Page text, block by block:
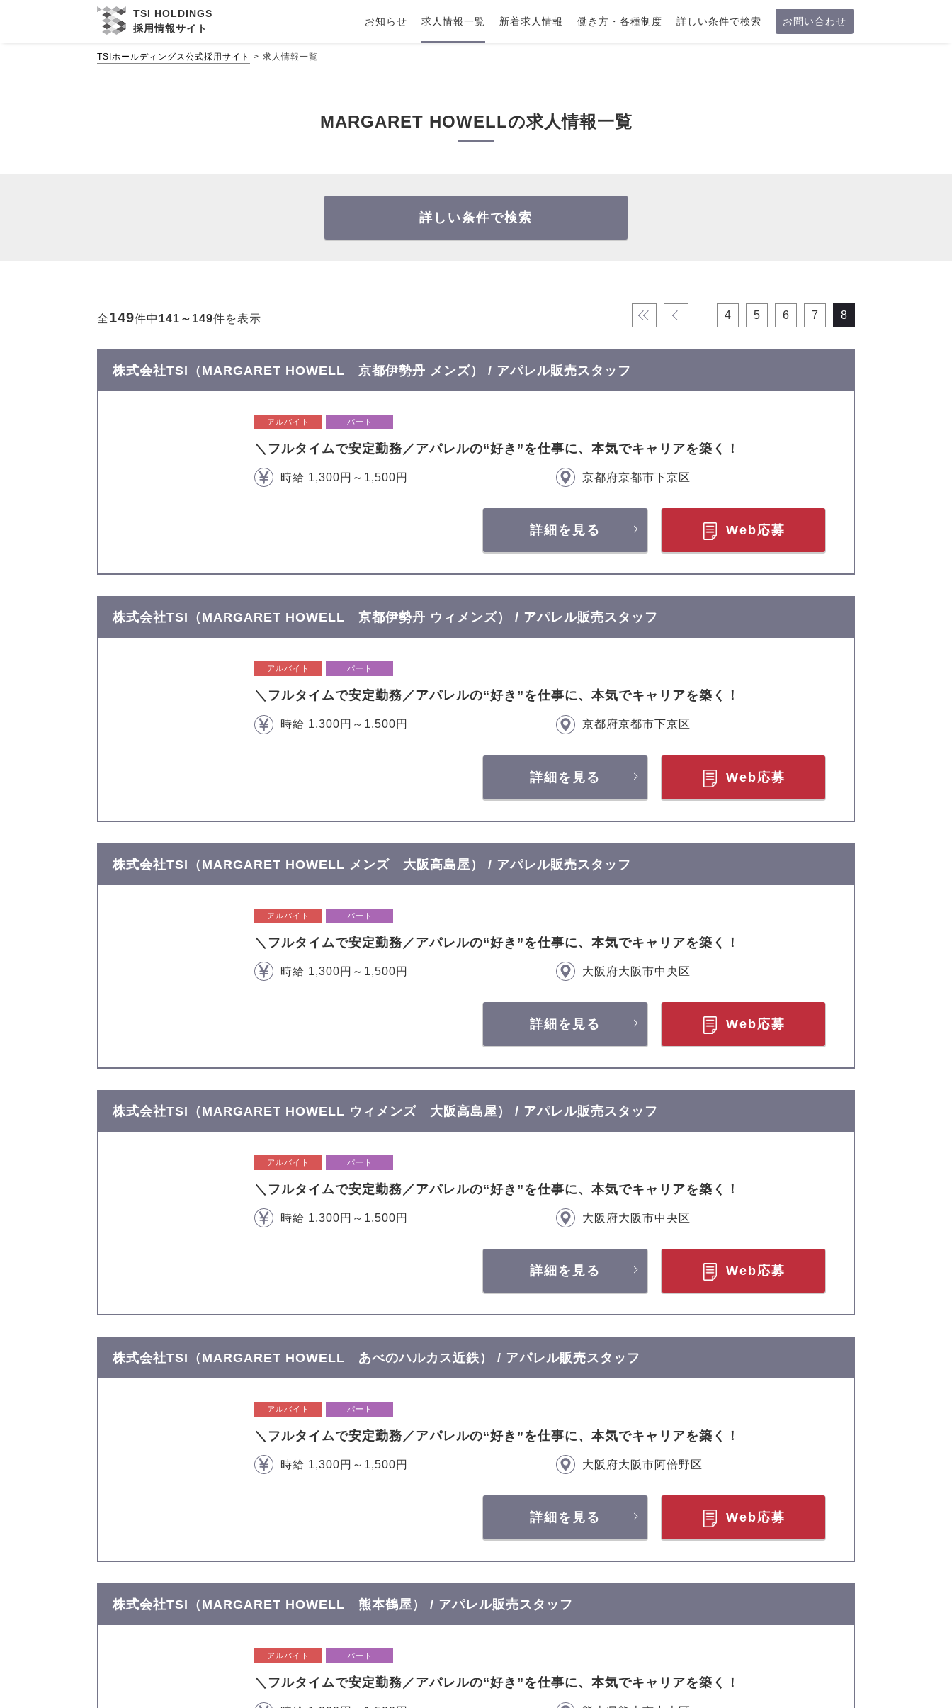
TSI HOLDINGS
採用情報サイト
お知らせ 求人情報一覧 新着求人情報 働き方・各種制度 詳しい条件で検索 お問い合わせ
TSIホールディングス公式採用サイト 求人情報一覧
MARGARET HOWELLの求人情報一覧
詳しい条件で検索
全149件中 141～149件を表示 « ‹ 4 5 6 7 8
株式会社TSI（MARGARET HOWELL 京都伊勢丹 メンズ） / アパレル販売スタッフ
アルバイト パート
＼フルタイムで安定勤務／アパレルの“好き”を仕事に、本気でキャリアを築く！
時給 1,300円～1,500円 京都府京都市下京区
詳細を見る Web応募
株式会社TSI（MARGARET HOWELL 京都伊勢丹 ウィメンズ） / アパレル販売スタッフ
アルバイト パート
＼フルタイムで安定勤務／アパレルの“好き”を仕事に、本気でキャリアを築く！
時給 1,300円～1,500円 京都府京都市下京区
詳細を見る Web応募
株式会社TSI（MARGARET HOWELL メンズ 大阪高島屋） / アパレル販売スタッフ
アルバイト パート
＼フルタイムで安定勤務／アパレルの“好き”を仕事に、本気でキャリアを築く！
時給 1,300円～1,500円 大阪府大阪市中央区
詳細を見る Web応募
株式会社TSI（MARGARET HOWELL ウィメンズ 大阪高島屋） / アパレル販売スタッフ
アルバイト パート
＼フルタイムで安定勤務／アパレルの“好き”を仕事に、本気でキャリアを築く！
時給 1,300円～1,500円 大阪府大阪市中央区
詳細を見る Web応募
株式会社TSI（MARGARET HOWELL あべのハルカス近鉄） / アパレル販売スタッフ
アルバイト パート
＼フルタイムで安定勤務／アパレルの“好き”を仕事に、本気でキャリアを築く！
時給 1,300円～1,500円 大阪府大阪市阿倍野区
詳細を見る Web応募
株式会社TSI（MARGARET HOWELL 熊本鶴屋） / アパレル販売スタッフ
アルバイト パート
＼フルタイムで安定勤務／アパレルの“好き”を仕事に、本気でキャリアを築く！